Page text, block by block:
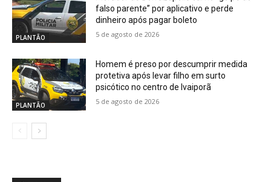
PLANTÃO
falso parente” por aplicativo e perde
dinheiro após pagar boleto
5 de agosto de 2026
PLANTÃO
Homem é preso por descumprir medida
protetiva após levar filho em surto
psicótico no centro de Ivaiporã
5 de agosto de 2026